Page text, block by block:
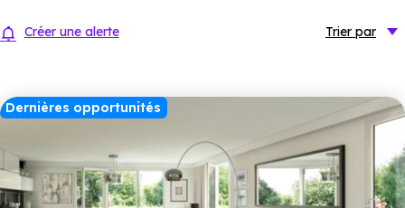
Investir
Financer
normes de performances énergétiques, pour un gain
Créer une alerte Trier par
Dernières opportunités